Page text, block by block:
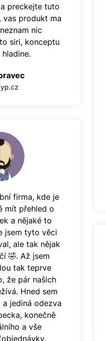
preckejte tuto
vas produkt ma
nic
siri, konceptu
firma, kde je
mít přehled o
a nějaké to
jsem tyto věci
ale tak nějak
🤣. Až jsem
tak teprve
že pár našich
Hned sem
jediná odezva
konečně
a vše